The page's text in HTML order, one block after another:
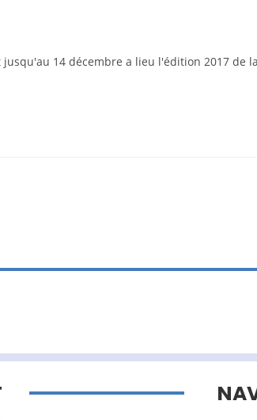
14 décembre a lieu l'édition 2017 de